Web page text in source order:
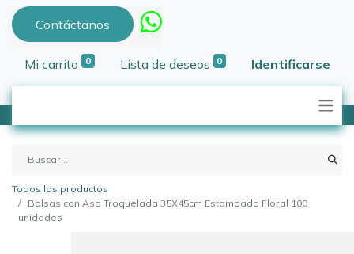
Contáctanos
Mi carrito 0 Lista de deseos 0 Identificarse
Todos los productos
Bolsas con Asa Troquelada 35X45cm Estampado Floral 100
unidades